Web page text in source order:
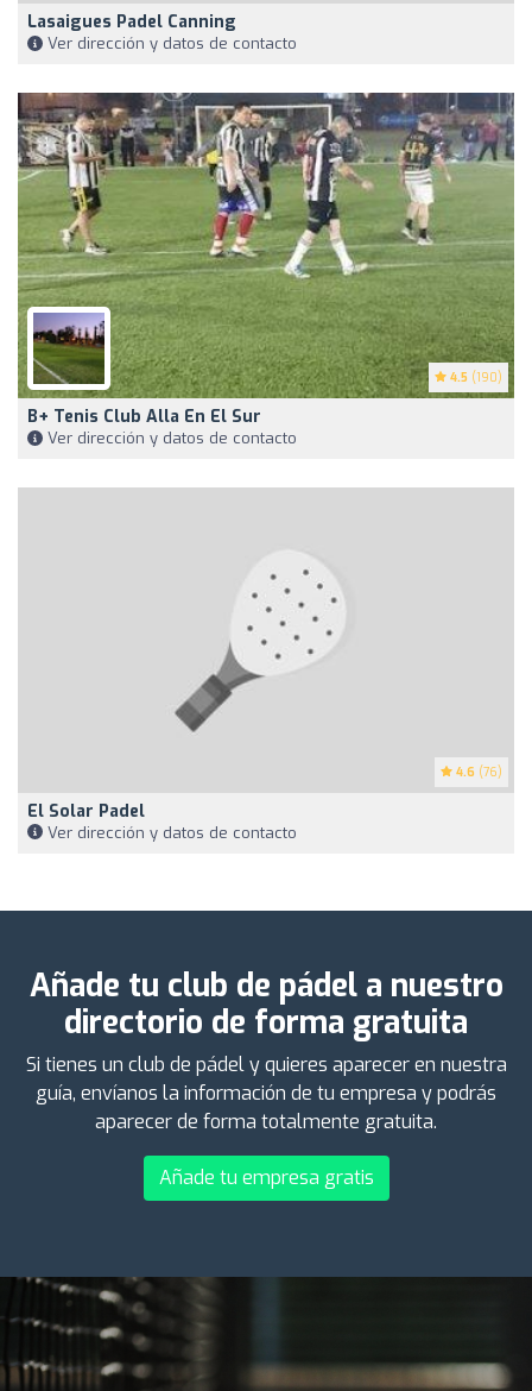
Lasaigues Padel Canning
Ver dirección y datos de contacto
4.5 (190)
B+ Tenis Club Alla En El Sur
Ver dirección y datos de contacto
4.6 (76)
El Solar Padel
Ver dirección y datos de contacto
Añade tu club de pádel a nuestro
directorio de forma gratuita
Si tienes un club de pádel y quieres aparecer en nuestra
guía, envíanos la información de tu empresa y podrás
aparecer de forma totalmente gratuita.
Añade tu empresa gratis